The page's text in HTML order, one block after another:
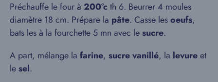
Préchauffe le four à 200°c th 6. Beurrer 4 moules
diamètre 18 cm. Prépare la pâte. Casse lesoeufs,
bats les à la fourchette 5 mn avec lesucre.
A part, mélange la farine, sucre vanillé, la levureet
lesel.